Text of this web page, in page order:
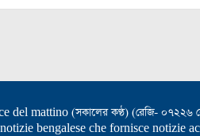
del mattino (সকালের কণ্ঠ) (রেজি- ০৭২২৬
bengalese che fornisce notizie